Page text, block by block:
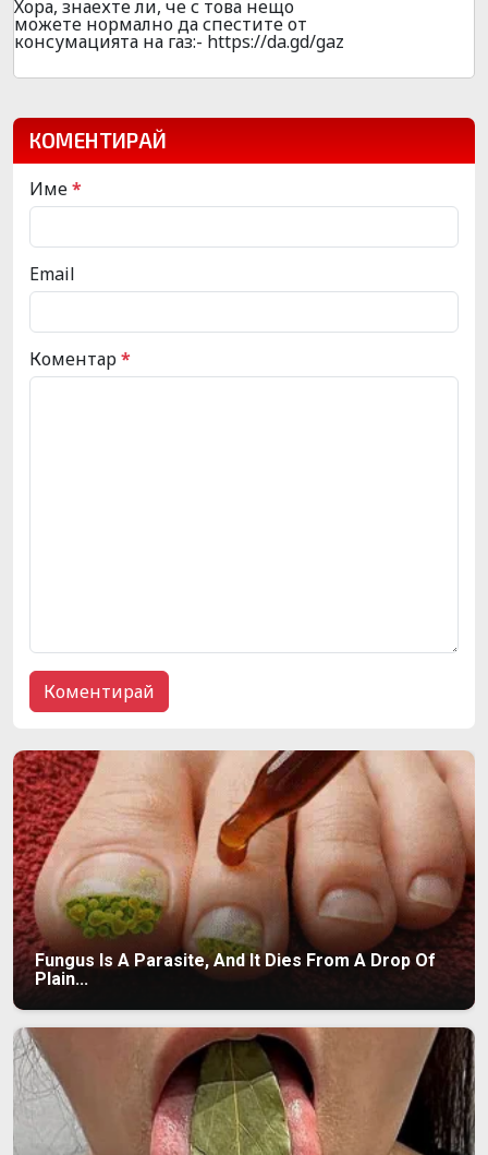
Хора, знаехте ли, че с това нещо
можете нормално да спестите от
консумацията на газ:- https://da.gd/gaz
КОМЕНТИРАЙ
Име*
Email
Коментар*
Fungus Is A Parasite, And It Dies From A Drop Of
Plain...